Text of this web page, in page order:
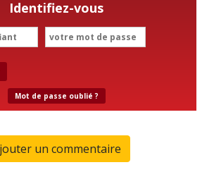
Identifiez-vous
Mot de passe oublié ?
un commentaire